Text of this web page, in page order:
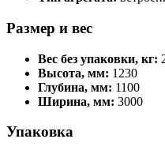
Размер и вес
Вес без упаковки, кг:
Высота, мм: 1230
Глубина, мм: 1100
Ширина, мм: 3000
Упаковка